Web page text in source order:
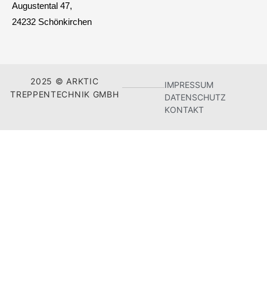
Augustental 47,
24232 Schönkirchen
2025 © ARKTIC
TREPPENTECHNIK GMBH
IMPRESSUM
DATENSCHUTZ
KONTAKT